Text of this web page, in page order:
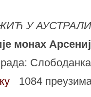
У
монах
1084